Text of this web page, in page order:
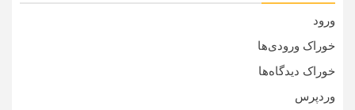
ورود
خوراک ورودی‌ها
خوراک دیدگاه‌ها
وردپرس